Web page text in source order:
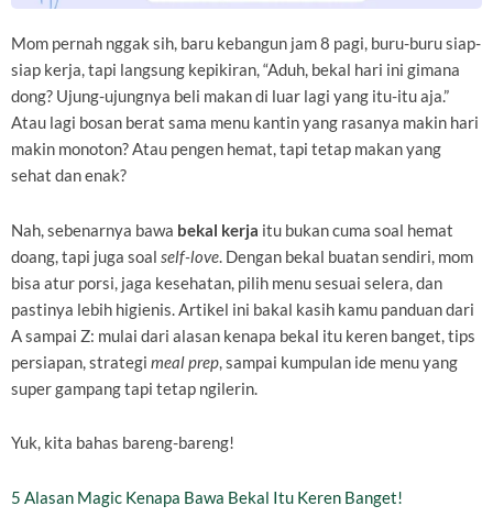
Mom pernah nggak sih, baru kebangun jam 8 pagi, buru-buru siap-
siap kerja, tapi langsung kepikiran, “Aduh, bekal hari ini gimana
dong? Ujung-ujungnya beli makan di luar lagi yang itu-itu aja.”
Atau lagi bosan berat sama menu kantin yang rasanya makin hari
makin monoton? Atau pengen hemat, tapi tetap makan yang
sehat dan enak?
Nah, sebenarnya bawa bekal kerja itu bukan cuma soal hemat
doang, tapi juga soal self-love. Dengan bekal buatan sendiri, mom
bisa atur porsi, jaga kesehatan, pilih menu sesuai selera, dan
pastinya lebih higienis. Artikel ini bakal kasih kamu panduan dari
A sampai Z: mulai dari alasan kenapa bekal itu keren banget, tips
persiapan, strategi meal prep, sampai kumpulan ide menu yang
super gampang tapi tetap ngilerin.
Yuk, kita bahas bareng-bareng!
5 Alasan Magic Kenapa Bawa Bekal Itu Keren Banget!